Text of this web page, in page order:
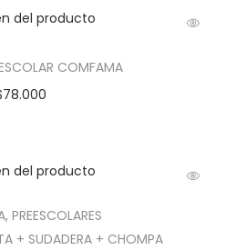
COMFAMA
78.000
, PREESCOLARES
+ SUDADERA + CHOMPA